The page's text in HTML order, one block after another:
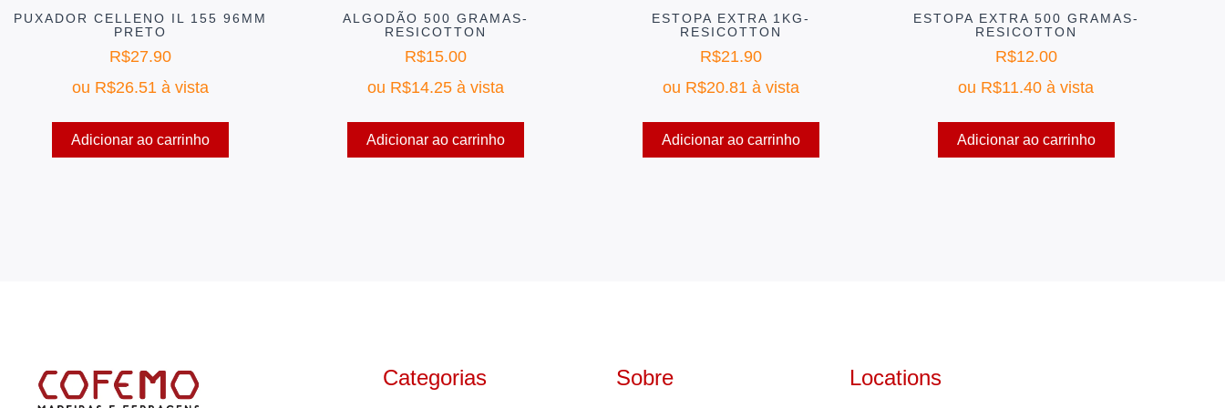
PUXADOR CELLENO IL 155 96MM
PRETO
R$27.90
ou R$26.51 à vista
Adicionar ao carrinho
ALGODÃO 500 GRAMAS-
RESICOTTON
R$15.00
ou R$14.25 à vista
Adicionar ao carrinho
ESTOPA EXTRA 1KG-
RESICOTTON
R$21.90
ou R$20.81 à vista
Adicionar ao carrinho
ESTOPA EXTRA 500 GRAMAS-
RESICOTTON
R$12.00
ou R$11.40 à vista
Adicionar ao carrinho
Categorias Sobre Locations